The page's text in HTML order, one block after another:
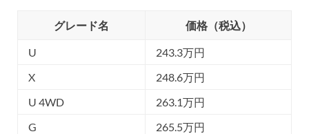
グレード名 価格（税込）
U
243.3万円
X
248.6万円
U 4WD
263.1万円
G
265.5万円